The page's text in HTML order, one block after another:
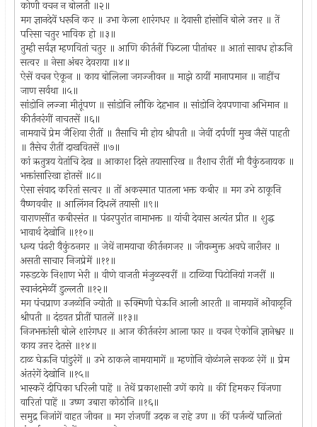
कोणी वचन न बोलती ॥२॥
मग ज्ञानदेवें धरूनि कर ॥ उभा केला शारंगधर ॥ देवासी हांसोनि बोले उत्तर ॥ तें
परिसा चतुर भाविक हो ॥३॥
तुम्ही सर्वज्ञ म्हणवितां चतुर ॥ आणि कीर्तनीं फिटला पीतांबर ॥ आतां सावध होऊनि
सत्वर ॥ नेसा अंबर देवराया ॥४॥
ऐसें वचन ऐकून ॥ काय बोलिला जगज्जीवन ॥ माझे ठायीं मानापमान ॥ नाहींच
जाण सर्वथा ॥५॥
सांडोनि लज्जा मीतूंपण ॥ सांडोनि लौकि देहभान ॥ सांडोनि देवपणाचा अभिमान ॥
कीर्तनरंगीं नाचतसें ॥६॥
नामयाचें प्रेम जैशिया रीतीं ॥ तैसाचि मी होय श्रीपती ॥ जेवीं दर्पणीं मुख जैसें पाहती
॥ तैसेच रीतीं दाखवितसें ॥७॥
कां ऋतुत्रय येतांचि देख ॥ आकाश दिसे तयासारिख ॥ तैशाच रीतीं मी वैकुंठनायक ॥
भक्तांसारिखा होतसें ॥८॥
ऐसा संवाद करितां सत्वर ॥ तों अकस्मात पातला भक्त कबीर ॥ मग उभे ठाकूनि
वैष्णववीर ॥ आलिंगन दिधलें तयासी ॥९॥
वाराणसींत कबीरसंत ॥ पंढरपुरांत नामाभक्त ॥ यांची देवास अत्यंत प्रीत ॥ शुद्ध
भावार्थ देखोनि ॥११०॥
धन्य पंढरी वैकुंठनगर ॥ जेथें नामयाचा कीर्तनगजर ॥ जीवन्मुक्त अवघे नारीनर ॥
असती साचार निजप्रेमें ॥११॥
गरुडटके निशाण भेरी ॥ वीणे वाजती मंजुळस्वरीं ॥ टाळिया पिटोनियां गजरीं ॥
स्वानंदमेळीं डुल्लती ॥१२॥
मग पंचप्राण उजळोनि ज्योती ॥ रुक्मिणी घेऊनि आली आरती ॥ नामयानें ओंवाळूनि
श्रीपती ॥ दंडवत प्रीतीं घातलें ॥१३॥
निजभक्तांसी बोले शारंगधर ॥ आज कीर्तनरंग आला फार ॥ वचन ऐकोनि ज्ञानेश्वर ॥
काय उत्तर देतसे ॥१४॥
टाळ घेऊनि पांडुरंगें ॥ उभे ठाकले नामयामागें ॥ म्हणोनि वोळंगले सकळ रंगें ॥ प्रेम
अंतरंगें देखोनि ॥१५॥
भास्करें दीपिका धरिली पाहें ॥ तेथें प्रकाशासी उणें काये ॥ कीं हिमकर विंजणा
वारितां पाहें ॥ उष्ण उबारा कोठोनि ॥१६॥
समुद्र निजांगें वाहत जीवन ॥ मग रांजणीं उदक न राहे उण ॥ कीं पर्जन्यें घालितां